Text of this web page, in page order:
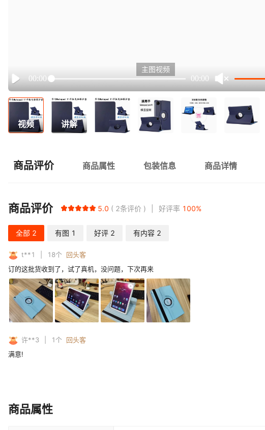
Play
00:00 00:00
主图视频
视频 讲解
商品评价 商品属性 包装信息 商品详情
商品评价 5.0 2条评价 好评率 100%
全部 2 有图 1 好评 2 有内容 2
t**1 18个 回头客
订的这批货收到了，试了真机，没问题，下次再来
许**3 1个 回头客
满意!
商品属性